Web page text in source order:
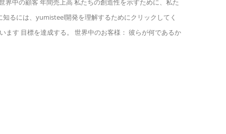
界中の顧客 年間売上高 私たちの創造性を示すために、私た
るには、yumisteel開発を理解するためにクリックしてく
す 目標を達成する。 世界中のお客様： 彼らが何であるか